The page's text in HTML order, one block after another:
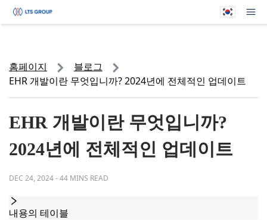
메
귀하의 회사
홈페이지
블로그
EHR 개발이란 무엇입니까? 2024년에 전체적인 업데이트
EHR 개발이란 무엇입니까?
2024년에 전체적인 업데이트
DEC 24, 2024-44 MINS READ
내용의 테이블